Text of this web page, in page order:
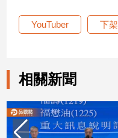
計
旅
食
座/
命
理
YouTuber 下架
相關新聞